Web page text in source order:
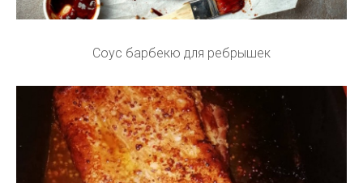
Соус барбекю для ребрышек